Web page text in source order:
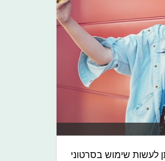
לעשות שימוש בסרטוני